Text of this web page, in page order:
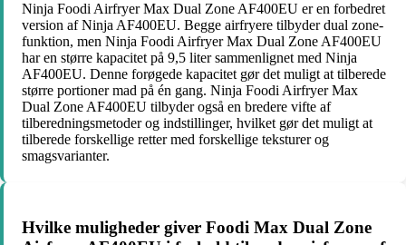
Ninja Foodi Airfryer Max Dual Zone AF400EU er en forbedret
version af Ninja AF400EU. Begge airfryere tilbyder dual zone-
funktion, men Ninja Foodi Airfryer Max Dual Zone AF400EU
har en større kapacitet på 9,5 liter sammenlignet med Ninja
AF400EU. Denne forøgede kapacitet gør det muligt at tilberede
større portioner mad på én gang. Ninja Foodi Airfryer Max
Dual Zone AF400EU tilbyder også en bredere vifte af
tilberedningsmetoder og indstillinger, hvilket gør det muligt at
tilberede forskellige retter med forskellige teksturer og
smagsvarianter.
Hvilke muligheder giver Foodi Max Dual Zone